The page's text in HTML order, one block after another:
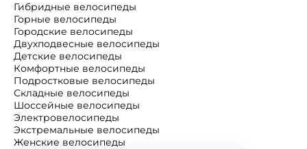
Гибридные велосипеды
Горные велосипеды
Городские велосипеды
Двухподвесные велосипеды
Детские велосипеды
Комфортные велосипеды
Подростковые велосипеды
Складные велосипеды
Шоссейные велосипеды
Электровелосипеды
Экстремальные велосипеды
Женские велосипеды